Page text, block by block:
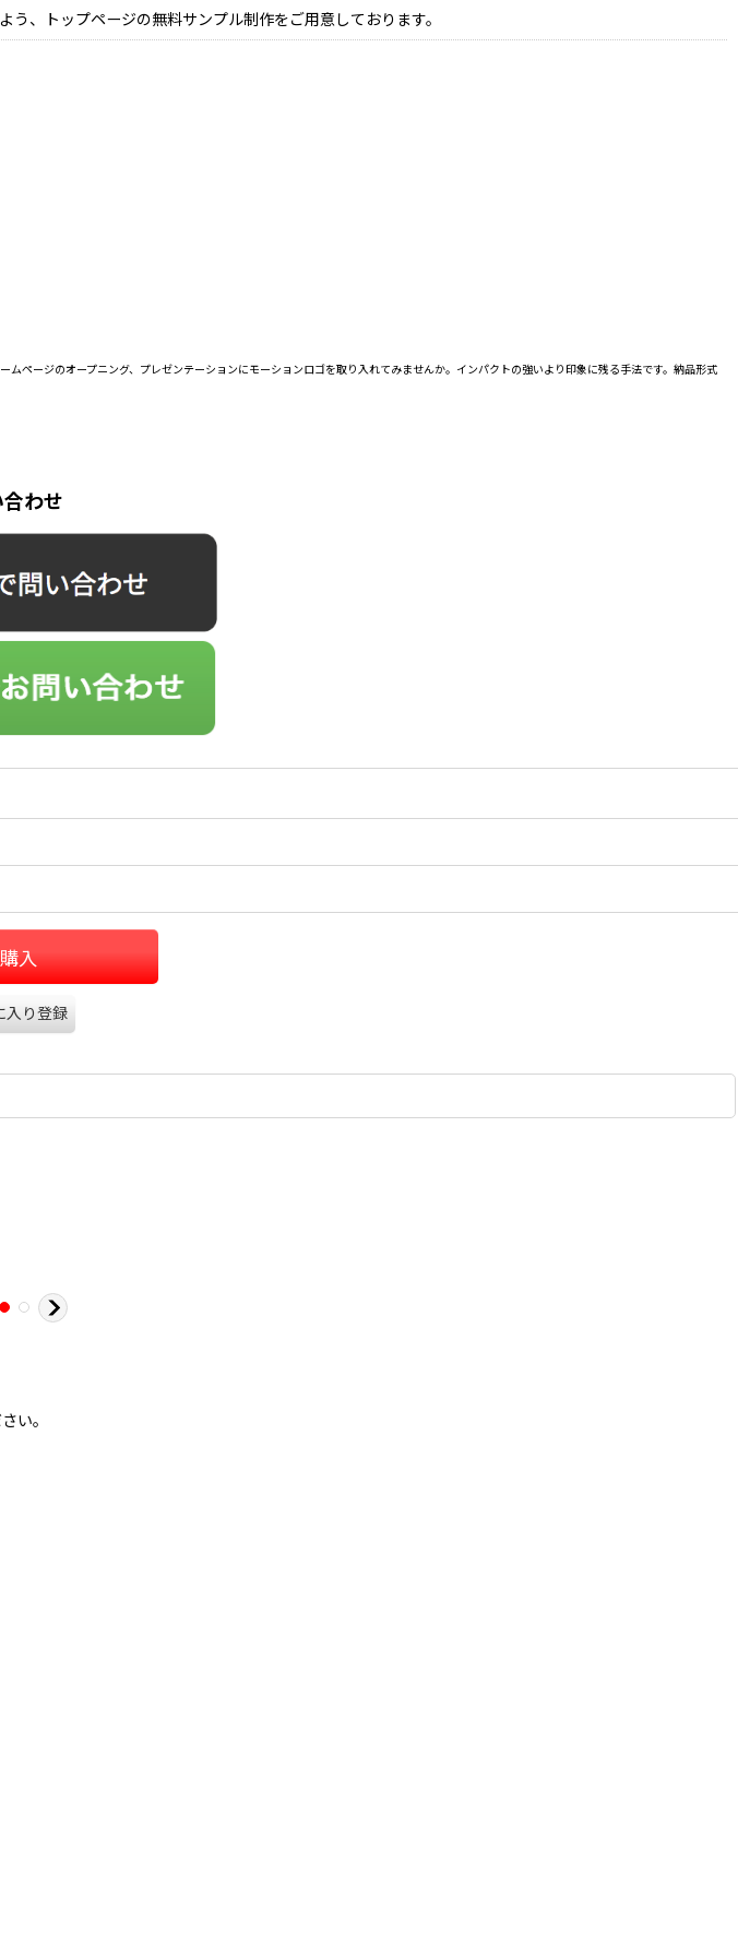
、トップページの無料サンプル制作をご用意しております。
ページのオープニング、プレゼンテーションにモーションロゴを取り入れてみませんか。インパクトの強いより印象に残る手法です。納品形式
わせ
購入
入り登録
い。